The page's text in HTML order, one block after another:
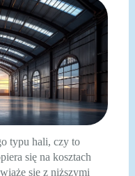
typu hali, czy to
się na kosztach
się z niższymi